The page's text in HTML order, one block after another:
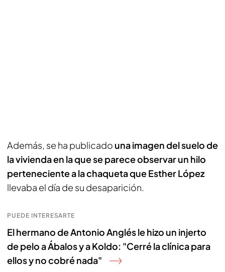
Además, se ha publicado una imagen del suelo de
la vivienda en la que se parece observar un hilo
perteneciente a la chaqueta que Esther López
llevaba el día de su desaparición.
PUEDE INTERESARTE
El hermano de Antonio Anglés le hizo un injerto
de pelo a Ábalos y a Koldo: "Cerré la clínica para
ellos y no cobré nada"